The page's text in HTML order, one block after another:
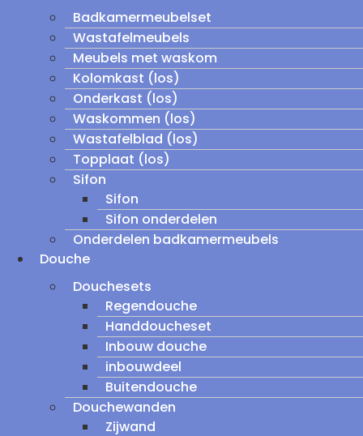
Badkamermeubelset
Wastafelmeubels
Meubels met waskom
Kolomkast (los)
Onderkast (los)
Waskommen (los)
Wastafelblad (los)
Topplaat (los)
Sifon
Sifon
Sifon onderdelen
Onderdelen badkamermeubels
Douche
Douchesets
Regendouche
Handdoucheset
Inbouw douche
inbouwdeel
Buitendouche
Douchewanden
Zijwand